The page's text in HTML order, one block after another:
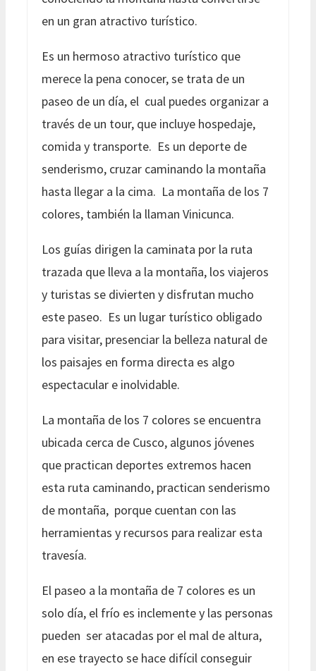
en un gran atractivo turístico.
Es un hermoso atractivo turístico que
merece la pena conocer, se trata de un
paseo de un día, el cual puedes organizar a
través de un tour, que incluye hospedaje,
comida y transporte. Es un deporte de
senderismo, cruzar caminando la montaña
hasta llegar a la cima. La montaña de los 7
colores, también la llaman Vinicunca.
Los guías dirigen la caminata por la ruta
trazada que lleva a la montaña, los viajeros
y turistas se divierten y disfrutan mucho
este paseo. Es un lugar turístico obligado
para visitar, presenciar la belleza natural de
los paisajes en forma directa es algo
espectacular e inolvidable.
La montaña de los 7 colores se encuentra
ubicada cerca de Cusco, algunos jóvenes
que practican deportes extremos hacen
esta ruta caminando, practican senderismo
de montaña, porque cuentan con las
herramientas y recursos para realizar esta
travesía.
El paseo a la montaña de 7 colores es un
solo día, el frío es inclemente y las personas
pueden ser atacadas por el mal de altura,
en ese trayecto se hace difícil conseguir